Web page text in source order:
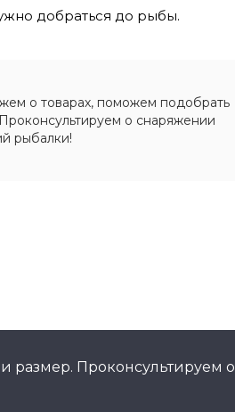
добраться до рыбы.
о товарах, поможем подобрать
о снаряжении
рыбалки!
размер. Проконсультируем о